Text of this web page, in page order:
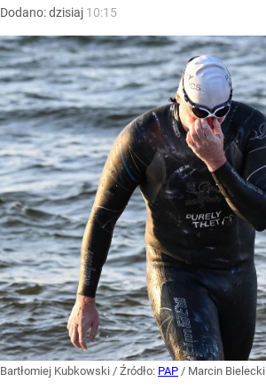
Dodano:dzisiaj 10:15
Bartłomiej Kubkowski / Źródło: PAP / Marcin Bielecki